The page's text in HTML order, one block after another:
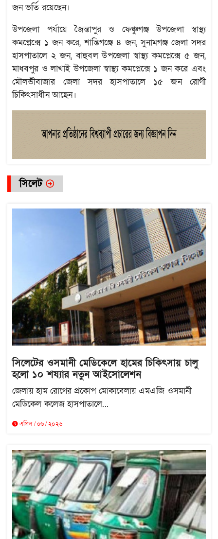
জন ভর্তি রয়েছেন।
উপজেলা পর্যায়ে জৈন্তাপুর ও ফেঞ্চুগঞ্জ উপজেলা স্বাস্থ্য
কমপ্লেক্সে ১ জন করে, শান্তিগঞ্জে ৪ জন, সুনামগঞ্জ জেলা সদর
হাসপাতালে ২ জন, বাহুবল উপজেলা স্বাস্থ্য কমপ্লেক্সে ৫ জন,
মাধবপুর ও লাখাই উপজেলা স্বাস্থ্য কমপ্লেক্সে ১ জন করে এবং
মৌলভীবাজার জেলা সদর হাসপাতালে ১৫ জন রোগী
চিকিৎসাধীন আছেন।
সিলেট
সিলেটের ওসমানী মেডিকেলে হামের চিকিৎসায় চালু
হলো ১০ শয্যার নতুন আইসোলেশন
জেলায় হাম রোগের প্রকোপ মোকাবেলায় এমএজি ওসমানী
মেডিকেল কলেজ হাসপাতালে...
এপ্রিল / ০৬ / ২০২৬